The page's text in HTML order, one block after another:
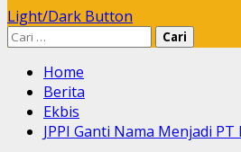
Light/Dark Button
Cari
Home
Berita
Ekbis
JPPI Ganti Nama Menjadi